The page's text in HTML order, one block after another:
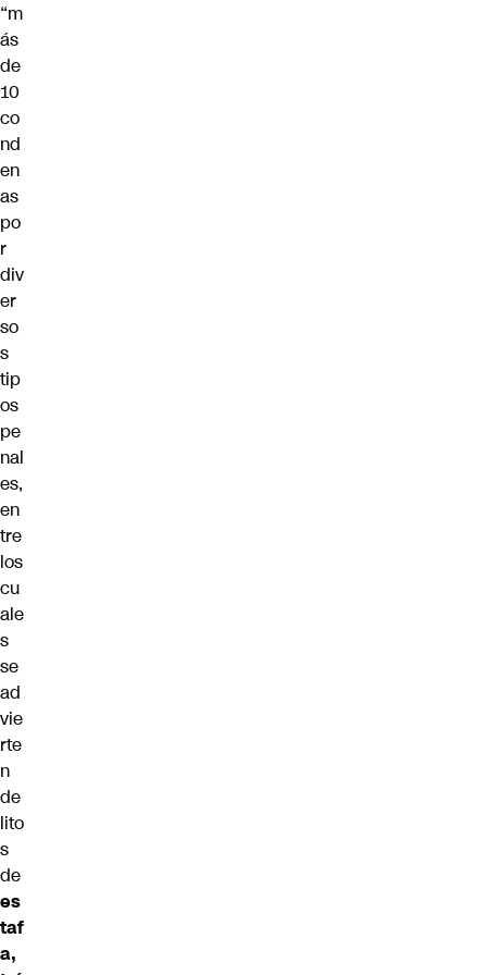
“m
ás
de
10
co
nd
en
as
po
r
div
er
so
s
tip
os
pe
nal
es,
en
tre
los
cu
ale
s
se
ad
vie
rte
n
de
lito
s
de
es
taf
a,